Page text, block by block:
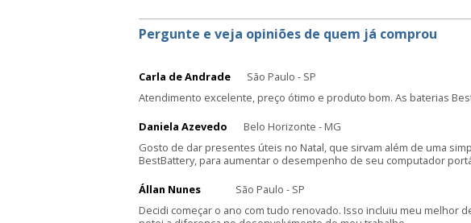
Pergunte e veja opiniões de quem já comprou
Carla de Andrade
São Paulo - SP
Atendimento excelente, preço ótimo e produto bom. As baterias
Daniela Azevedo
Belo Horizonte - MG
Gosto de dar presentes úteis no Natal, que sirvam além de uma
BestBattery, para aumentar o desempenho de seu computador
Állan Nunes
São Paulo - SP
Decidi começar o ano com tudo renovado. Isso incluiu meu melhor